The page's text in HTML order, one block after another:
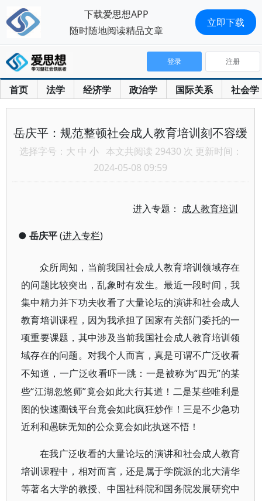
首页 法学 经济学 政治学 国际关系 社会学
登录 注册
岳庆平：规范整顿社会成人教育培训刻不容缓
选择字号： 大 中 小 本文共阅读 29430 次 更新时间：
2024-05-08 09:59
进入专题： 成人教育培训
● 岳庆平(进入专栏)
众所周知，当前我国社会成人教育培训领域存在
的问题比较突出，乱象时有发生。最近一段时间，我
集中精力并下功夫收看了大量论坛的演讲和社会成人
教育培训课程，因为我承担了国家有关部门委托的一
项重要课题，其中涉及当前我国社会成人教育培训领
域存在的问题。对我个人而言，真是可谓不广泛收看
不知道，一广泛收看吓一跳：一是被称为“四无”的某
些“江湖忽悠师”竟会如此大行其道！二是某些唯利是
图的快速圈钱平台竟会如此疯狂炒作！三是不少急功
近利和愚昧无知的公众竟会如此执迷不悟 ！
在我广泛收看的大量论坛的演讲和社会成人教育
培训课程中，相对而言，还是属于学院派的北大清华
等著名大学的教授、中国社科院和国务院发展研究中
下载爱思想APP
随时随地阅读精品文章
立即下载